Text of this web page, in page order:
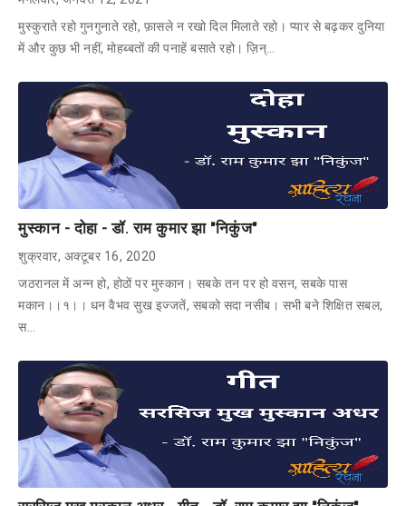
मुस्कुराते रहो गुनगुनाते रहो, फ़ासले न रखो दिल मिलाते रहो। प्यार से बढ़कर दुनिया
में और कुछ भी नहीं, मोहब्बतों की पनाहें बसाते रहो। ज़िन्…
मुस्कान - दोहा - डॉ. राम कुमार झा "निकुंज"
शुक्रवार, अक्टूबर 16, 2020
जठरानल में अन्न हो, होठों पर मुस्कान। सबके तन पर हो वसन, सबके पास
मकान।।१।। धन वैभव सुख इज्जतें, सबको सदा नसीब। सभी बने शिक्षित सबल,
स…